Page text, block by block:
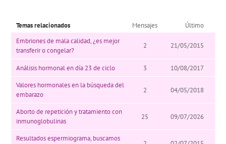
Temas relacionados Mensajes
Último
Embriones de mala calidad, ¿es mejor
transferir o congelar?
2 21/05/2015
Análisis hormonal en día 23 de ciclo 3
10/08/2017
Valores hormonales en la búsqueda del
embarazo
2 04/05/2018
Aborto de repetición y tratamiento con
inmunoglobulinas
25 09/07/2026
Resultados espermiograma, buscamos